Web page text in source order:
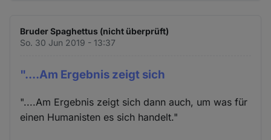
Bruder Spaghettus (nicht überprüft)
So. 30 Jun 2019 - 13:37
"....Am Ergebnis zeigt sich
"....Am Ergebnis zeigt sich dann auch, um was für
einen Humanisten es sich handelt."